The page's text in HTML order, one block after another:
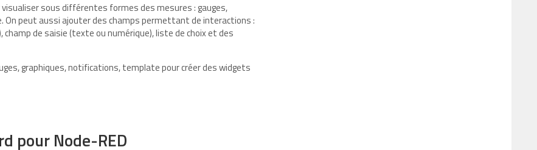
sous différentes formes des mesures : gauges,
On peut aussi ajouter des champs permettant de interactions :
de saisie (texte ou numérique), liste de choix et des
graphiques, notifications, template pour créer des widgets
pour Node-RED